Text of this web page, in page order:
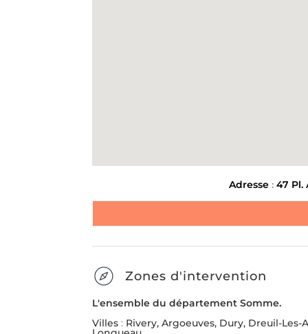
Adresse :47 Pl.
Zones d'intervention
L'ensemble du département Somme.
Villes : Rivery, Argoeuves, Dury, Dreuil-